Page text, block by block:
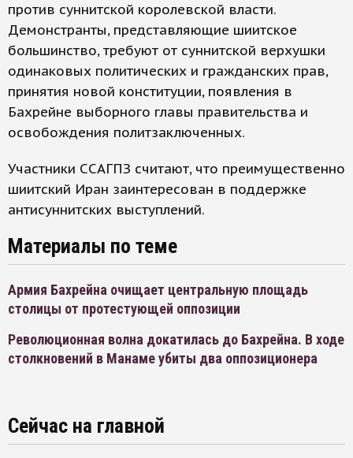
против суннитской королевской власти.
Демонстранты, представляющие шиитское
большинство, требуют от суннитской верхушки
одинаковых политических и гражданских прав,
принятия новой конституции, появления в
Бахрейне выборного главы правительства и
освобождения политзаключенных.
Участники ССАГПЗ считают, что преимущественно
шиитский Иран заинтересован в поддержке
антисуннитских выступлений.
Материалы по теме
Армия Бахрейна очищает центральную площадь
столицы от протестующей оппозиции
Революционная волна докатилась до Бахрейна. В ходе
столкновений в Манаме убиты два оппозиционера
Сейчас на главной